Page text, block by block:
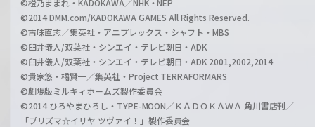
©橙乃ままれ・KADOKAWA／NHK・NEP
©2014 DMM.com/KADOKAWA GAMES All Rights Reserved.
©古味直志／集英社・アニプレックス・シャフト・MBS
©臼井儀人/双葉社・シンエイ・テレビ朝日・ADK
©臼井儀人/双葉社・シンエイ・テレビ朝日・ADK 2001,2002,2014
©貴家悠・橘賢一／集英社・Project TERRAFORMARS
©劇場版ミルキィホームズ製作委員会
©2014 ひろやまひろし・TYPE-MOON／ＫＡＤＯＫＡＷＡ 角川書店刊／
「プリズマ☆イリヤ ツヴァイ！」製作委員会